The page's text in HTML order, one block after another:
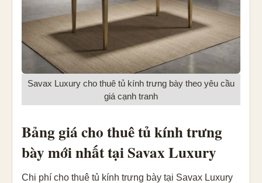
Savax Luxury cho thuê tủ kính trưng bày theo yêu cầu
giá cạnh tranh
Bảng giá cho thuê tủ kính trưng
bày mới nhất tại Savax Luxury
Chi phí cho thuê tủ kính trưng bày tại Savax Luxury